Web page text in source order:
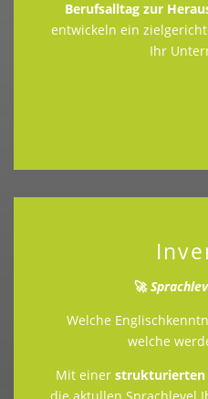
Berufsalltag zur
entwickeln ein
Ihr
🚀
Welche
welche
Mit einer strukturierten